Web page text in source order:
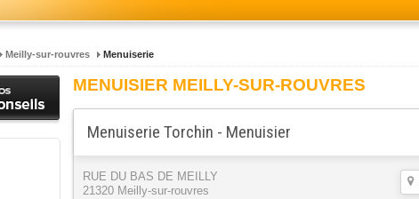
Meilly-sur-rouvres Menuiserie
MENUISIER MEILLY-SUR-ROUVRES
Menuiserie Torchin - Menuisier
RUE DU BAS DE MEILLY
21320 Meilly-sur-rouvres